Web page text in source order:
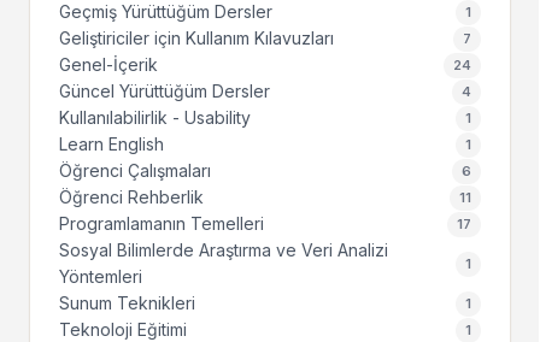
Geçmiş Yürüttüğüm Dersler 1
Geliştiriciler için Kullanım Kılavuzları 7
Genel-İçerik 24
Güncel Yürüttüğüm Dersler 4
Kullanılabilirlik - Usability 1
Learn English 1
Öğrenci Çalışmaları 6
Öğrenci Rehberlik 11
Programlamanın Temelleri 17
Sosyal Bilimlerde Araştırma ve Veri Analizi
Yöntemleri
1
Sunum Teknikleri 1
Teknoloji Eğitimi 1